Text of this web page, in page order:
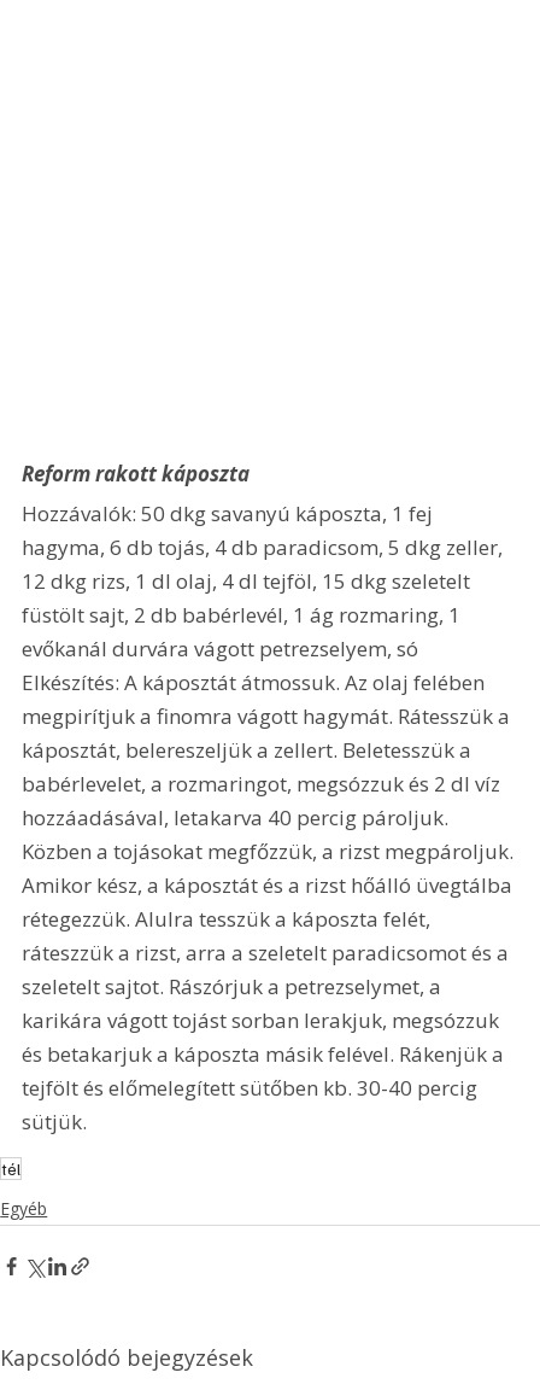
Reform rakott káposzta
Hozzávalók: 50 dkg savanyú káposzta, 1 fej
hagyma, 6 db tojás, 4 db paradicsom, 5 dkg zeller,
12 dkg rizs, 1 dl olaj, 4 dl tejföl, 15 dkg szeletelt
füstölt sajt, 2 db babérlevél, 1 ág rozmaring, 1
evőkanál durvára vágott petrezselyem, só
Elkészítés: A káposztát átmossuk. Az olaj felében
megpirítjuk a finomra vágott hagymát. Rátesszük a
káposztát, belereszeljük a zellert. Beletesszük a
babérlevelet, a rozmaringot, megsózzuk és 2 dl víz
hozzáadásával, letakarva 40 percig pároljuk.
Közben a tojásokat megfőzzük, a rizst megpároljuk.
Amikor kész, a káposztát és a rizst hőálló üvegtálba
rétegezzük. Alulra tesszük a káposzta felét,
ráteszzük a rizst, arra a szeletelt paradicsomot és a
szeletelt sajtot. Rászórjuk a petrezselymet, a
karikára vágott tojást sorban lerakjuk, megsózzuk
és betakarjuk a káposzta másik felével. Rákenjük a
tejfölt és előmelegített sütőben kb. 30-40 percig
sütjük.
tél
Egyéb
Kapcsolódó bejegyzések